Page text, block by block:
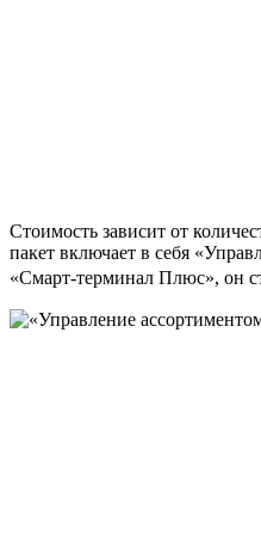
Стоимость зависит от
пакет включает в себя
«Смарт-терминал Плюс», он